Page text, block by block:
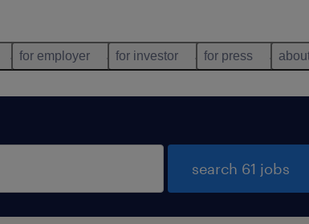
for employer for investor for press
search 61 jobs